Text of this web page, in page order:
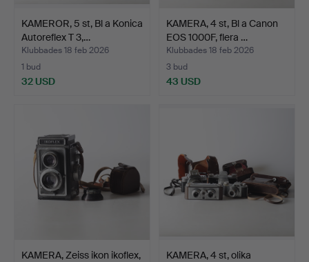
KAMEROR, 5 st, Bl a Konica
Autoreflex T 3,…
Klubbades 18 feb 2026
1 bud
32 USD
KAMERA, 4 st, Bl a Canon
EOS 1000F, flera …
Klubbades 18 feb 2026
3 bud
43 USD
KAMERA, Zeiss ikon ikoflex,
KAMERA, 4 st, olika